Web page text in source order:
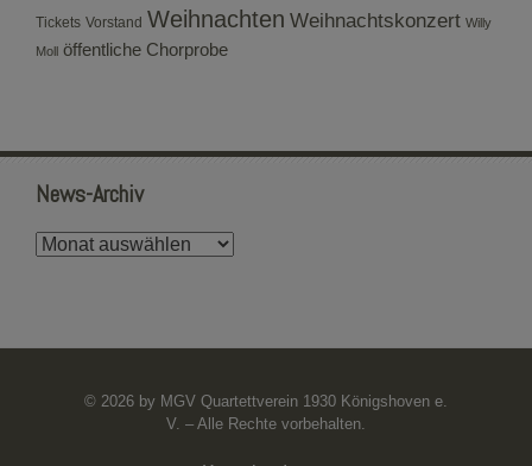
Tickets Vorstand Weihnachten Weihnachtskonzert Willy
Moll
öffentliche Chorprobe
News-Archiv
News-
© 2026 by MGV Quartettverein 1930 Königshoven e.
V. – Alle Rechte vorbehalten.